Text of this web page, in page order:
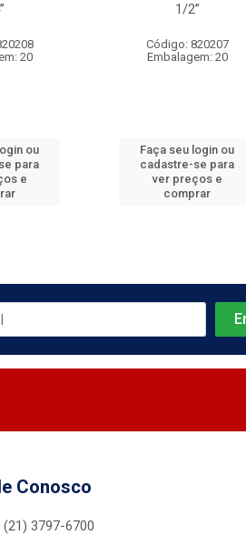
20
ou
para
e
1/2”
Código: 820207
Embalagem: 20
Faça seu login ou
cadastre-se para
ver preços e
comprar
Conosco
(21) 3797-6700